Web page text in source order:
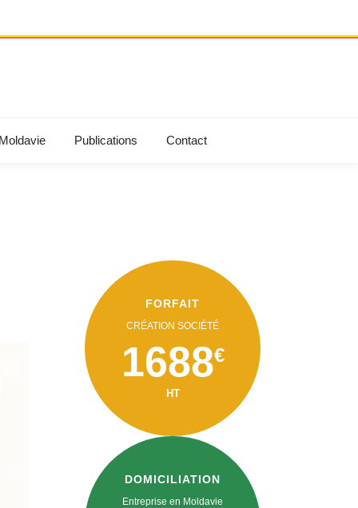
Publications Contact
FORFAIT
CRÉATION SOCIÉTÉ
1688€
HT
DOMICILIATION
Entreprise en Moldavie